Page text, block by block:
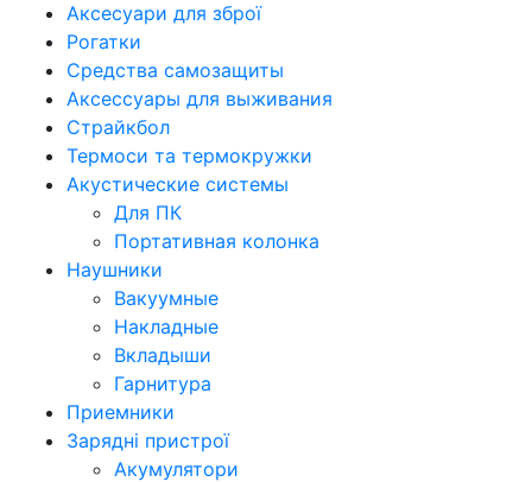
Аксесуари для зброї
Рогатки
Средства самозащиты
Аксессуары для выживания
Страйкбол
Термоси та термокружки
Акустические системы
Для ПК
Портативная колонка
Наушники
Вакуумные
Накладные
Вкладыши
Гарнитура
Приемники
Зарядні пристрої
Акумулятори